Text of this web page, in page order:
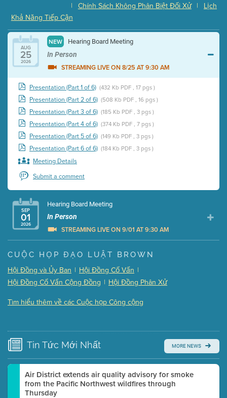
Lịch
|
Chính Sách Không Phân Biệt Đối Xử
|
Khả Năng Tiếp Cận
AUG
25
2026
NEW Hearing Board Meeting
In Person
STREAMING LIVE ON 8/25 AT 9:30 AM
Presentation (Part 1 of 6) (432 Kb PDF , 17 pgs )
Presentation (Part 2 of 6) (508 Kb PDF , 16 pgs )
Presentation (Part 3 of 6) (185 Kb PDF , 3 pgs )
Presentation (Part 4 of 6) (374 Kb PDF , 7 pgs )
Presentation (Part 5 of 6) (149 Kb PDF , 3 pgs )
Presentation (Part 6 of 6) (184 Kb PDF , 3 pgs )
Meeting Details
Submit a comment
SEP
01
2026
Hearing Board Meeting
In Person
STREAMING LIVE ON 9/01 AT 9:30 AM
Presentation (Part 1 of 3) (5 Mb PDF , 87 pgs )
Presentation (Part 2 of 3) (121 Kb PDF , 2 pgs )
Presentation (Part 3 of 3) (168 Kb PDF , 3 pgs )
Submit a comment
time.
Watch for real-time closed captioning with agenda
Learn more
CUỘC HỌP ĐẠO LUẬT BROWN
Hội Đồng và Ủy Ban | Hội Đồng Cố Vấn |
Hội Đồng Cố Vấn Cộng Đồng | Hội Đồng Phân Xử
Tìm hiểu thêm về các Cuộc họp Công cộng
Tin Tức Mới Nhất MORE NEWS
Air District extends air quality advisory for smoke
from the Pacific Northwest wildfires through
Thursday